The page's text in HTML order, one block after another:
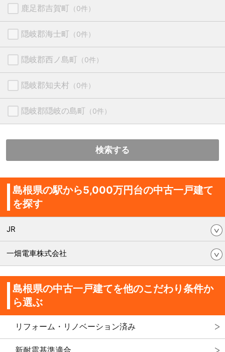
鹿足郡吉賀町 （0件）
隠岐郡海士町 （0件）
隠岐郡西ノ島町 （0件）
隠岐郡知夫村 （0件）
隠岐郡隠岐の島町 （0件）
検索する
島根県の駅から5,000万円台の中古一戸建て
を探す
JR
一畑電車株式会社
島根県の中古一戸建てを他のこだわり条件か
ら選ぶ
リフォーム・リノベーション済み
新耐震基準適合